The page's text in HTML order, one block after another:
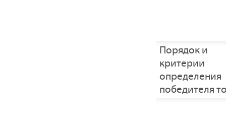
Порядок и
критерии
определения
победителя